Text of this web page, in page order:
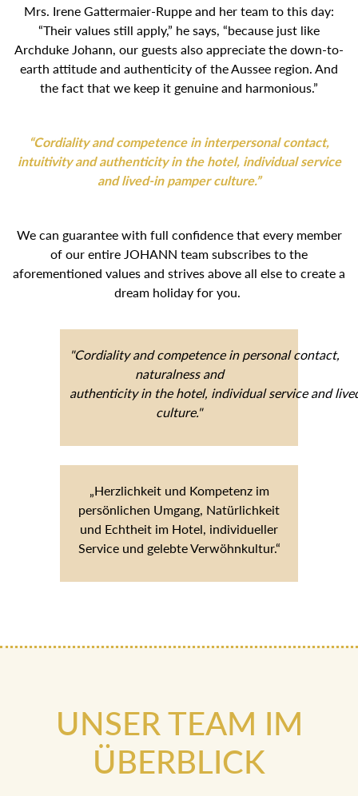
Mrs. Irene Gattermaier-Ruppe and her team to this day:
“Their values still apply,” he says, “because just like
Archduke Johann, our guests also appreciate the down-to-
earth attitude and authenticity of the Aussee region. And
the fact that we keep it genuine and harmonious.”
“Cordiality and competence in interpersonal contact,
intuitivity and authenticity in the hotel, individual service
and lived-in pamper culture.”
We can guarantee with full confidence that every member
of our entire JOHANN team subscribes to the
aforementioned values and strives above all else to create a
dream holiday for you.
"Cordiality and competence in personal contact,
naturalness and
authenticity in the hotel, individual service and
culture."
„Herzlichkeit und Kompetenz im
persönlichen Umgang, Natürlichkeit
und Echtheit im Hotel, individueller
Service und gelebte Verwöhnkultur.“
UNSER TEAM IM
ÜBERBLICK